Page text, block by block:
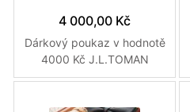
4 000,00 Kč
Dárkový poukaz v hodnotě
4000 Kč J.L.TOMAN